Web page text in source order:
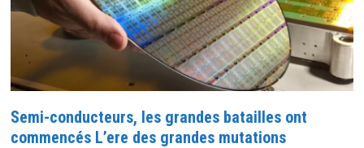
Semi-conducteurs, les grandes batailles ont
commencés L’ere des grandes mutations